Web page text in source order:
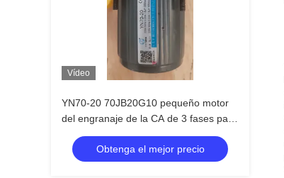
Vídeo
YN70-20 70JB20G10 pequeño motor
del engranaje de la CA de 3 fases para
la soja Bean Milk Machine
Obtenga el mejor precio